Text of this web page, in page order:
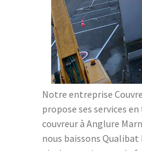
Notre entreprise
propose ses services
couvreur à Anglure
nous baissons Qualibat